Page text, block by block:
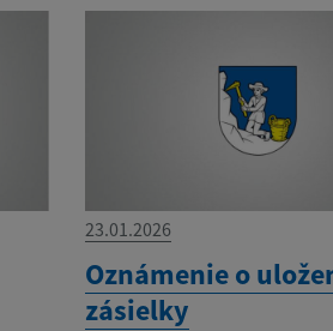
23.01.2026
Oznámenie o
zásielky